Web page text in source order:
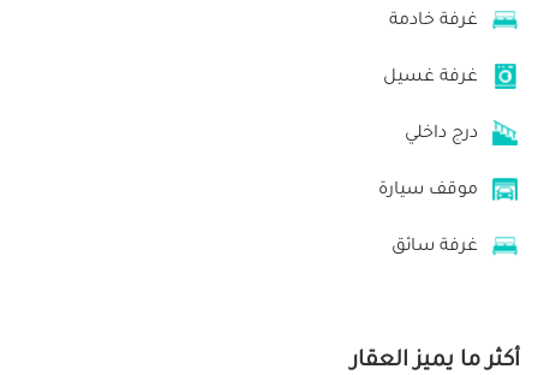
غرفة خادمة
غرفة غسيل
درج داخلي
موقف سيارة
غرفة سائق
أكثر ما يميز العقار